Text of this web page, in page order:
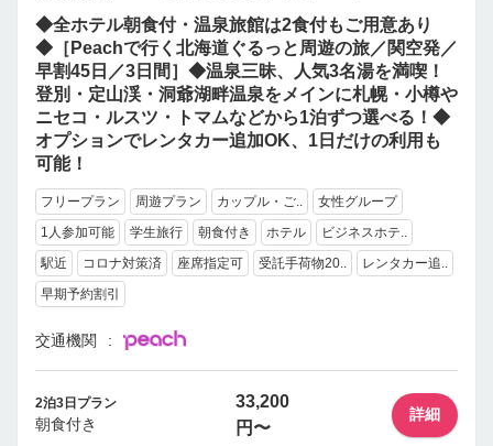
◆全ホテル朝食付・温泉旅館は2食付もご用意あり
◆［Peachで行く北海道ぐるっと周遊の旅／関空発／
早割45日／3日間］◆温泉三昧、人気3名湯を満喫！
登別・定山渓・洞爺湖畔温泉をメインに札幌・小樽や
ニセコ・ルスツ・トマムなどから1泊ずつ選べる！◆
オプションでレンタカー追加OK、1日だけの利用も
可能！
フリープラン 周遊プラン カップル・ご..
女性グループ
1人参加可能
学生旅行 朝食付き ホテル
ビジネスホテ..
駅近
コロナ対策済 座席指定可 受託手荷物20..
レンタカー追..
早期予約割引
交通機関
2泊3日プラン
朝食付き
33,200
円〜
詳細